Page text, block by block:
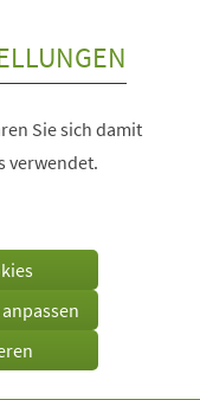
Sie sich damit
verwendet.